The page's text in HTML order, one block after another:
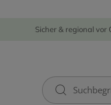
Sicher & regional vor